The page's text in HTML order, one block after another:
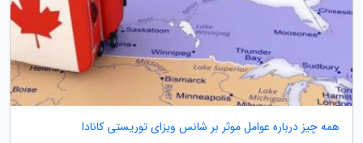
همه چیز درباره عوامل موثر بر شانس ویزای توریستی کانادا